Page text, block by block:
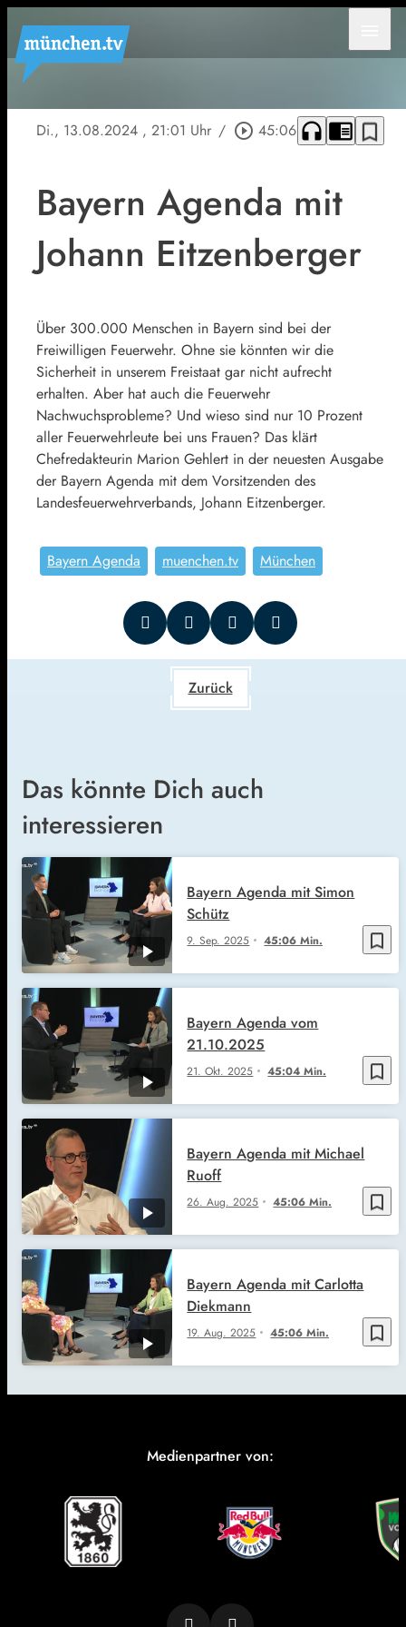
Di., 13.08.2024 , 21:01 Uhr / play_circle_outline 45:06 headphones chrome_reader_mode bookmark_border
Bayern Agenda mit
Johann Eitzenberger
Über 300.000 Menschen in Bayern sind bei der
Freiwilligen Feuerwehr. Ohne sie könnten wir die
Sicherheit in unserem Freistaat gar nicht aufrecht
erhalten. Aber hat auch die Feuerwehr
Nachwuchsprobleme? Und wieso sind nur 10 Prozent
aller Feuerwehrleute bei uns Frauen? Das klärt
Chefredakteurin Marion Gehlert in der neuesten Ausgabe
der Bayern Agenda mit dem Vorsitzenden des
Landesfeuerwehrverbands, Johann Eitzenberger.
Bayern Agenda muenchen.tv München
Zurück
Das könnte Dich auch
interessieren
bookmark_border
9. Sep. 2025 45:06 Min.
Bayern Agenda mit Simon
Schütz
bookmark_border
21. Okt. 2025 45:04 Min.
Bayern Agenda vom
21.10.2025
bookmark_border
26. Aug. 2025 45:06 Min.
Bayern Agenda mit Michael
Ruoff
bookmark_border
19. Aug. 2025 45:06 Min.
Bayern Agenda mit Carlotta
Diekmann
Medienpartner von: